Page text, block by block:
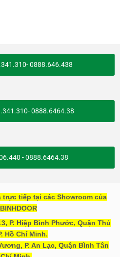
0888.646.438
0888.6464.38
- 0888.6464.38
trực tiếp tại các Showroom của
P. Hiệp Bình Phước, Quận Thủ
Hồ Chí Minh.
P. An Lạc, Quận Bình Tân